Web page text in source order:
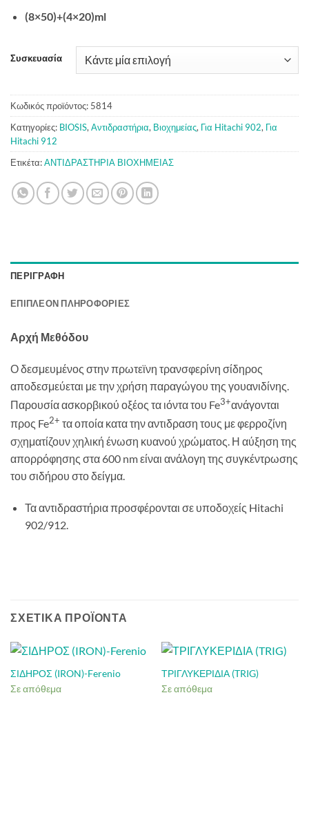
(8×50)+(4×20)ml
Συσκευασία
Κωδικός προϊόντος: 5814
Κατηγορίες: BIOSIS,Αντιδραστήρια, Βιοχημείας, Για Hitachi 902, Για
Hitachi 912
Ετικέτα:ΑΝΤΙΔΡΑΣΤΗΡΙΑ ΒΙΟΧΗΜΕΙΑΣ
ΠΕΡΙΓΡΑΦΉ
ΕΠΙΠΛΈΟΝ ΠΛΗΡΟΦΟΡΊΕΣ
Αρχή Μεθόδου
Ο δεσμευμένος στην πρωτεϊνη τρανσφερίνη σίδηρος
αποδεσμεύεται με την χρήση παραγώγου της γουανιδίνης.
Παρουσία ασκορβικού οξέος τα ιόντα του Fe3+ανάγονται
προς Fe2+ τα οποία κατα την αντιδραση τους με φερροζίνη
σχηματίζουν χηλική ένωση κυανού χρώματος. Η αύξηση της
απορρόφησης στα 600 nm είναι ανάλογη της συγκέντρωσης
του σιδήρου στο δείγμα.
Τα αντιδραστήρια προσφέρονται σε υποδοχείς Hitachi
902/912.
ΣΧΕΤΙΚΆ ΠΡΟΪΌΝΤΑ
ΣΙΔΗΡΟΣ (IRON)-Ferenio
Σε απόθεμα
ΤΡΙΓΛΥΚΕΡΙΔΙΑ (TRIG)
Σε απόθεμα